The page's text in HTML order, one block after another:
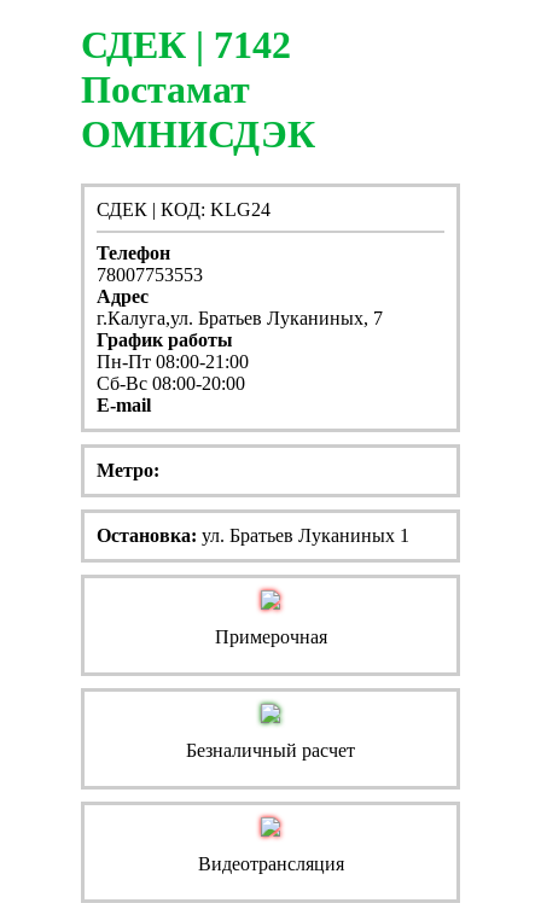
СДЕК | 7142
Постамат
ОМНИСДЭК
СДЕК | КОД: KLG24
Телефон
78007753553
Адрес
г.Калуга,ул. Братьев Луканиных, 7
График работы
Пн-Пт 08:00-21:00
Сб-Вс 08:00-20:00
E-mail
Метро:
Остановка: ул. Братьев Луканиных 1
Примерочная
Безналичный расчет
Видеотрансляция